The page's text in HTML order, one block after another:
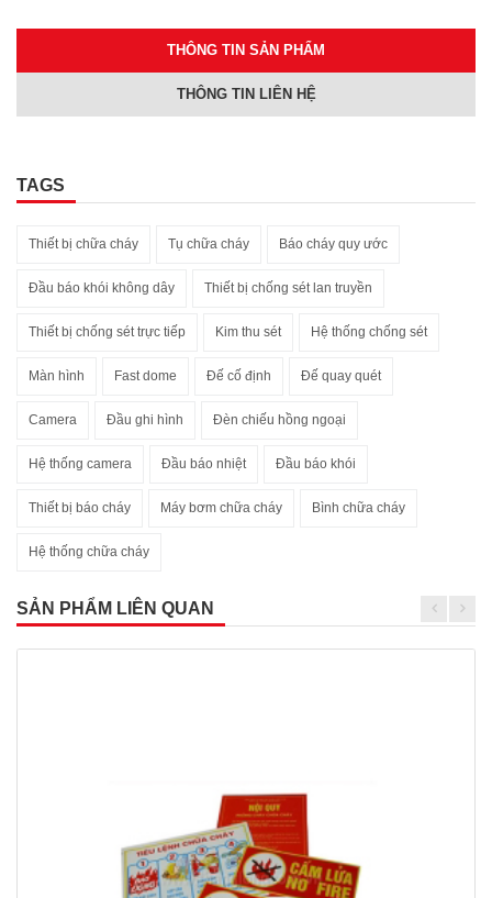
THÔNG TIN SẢN PHẨM
THÔNG TIN LIÊN HỆ
TAGS
Thiết bị chữa cháy Tụ chữa cháy Báo cháy quy ước
Đầu báo khói không dây Thiết bị chống sét lan truyền
Thiết bị chống sét trực tiếp Kim thu sét Hệ thống chống sét
Màn hình Fast dome Đế cố định Đế quay quét
Camera Đầu ghi hình Đèn chiếu hồng ngoại
Hệ thống camera Đầu báo nhiệt Đầu báo khói
Thiết bị báo cháy Máy bơm chữa cháy Bình chữa cháy
Hệ thống chữa cháy
SẢN PHẨM LIÊN QUAN